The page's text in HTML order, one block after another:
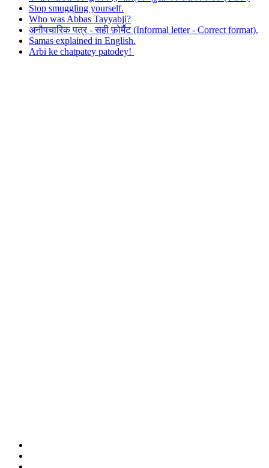
Stop smuggling yourself.
Who was Abbas Tayyabji?
अनौपचारिक पत्र - सही फ़ोर्मैट (Informal letter - Correct format).
Samas explained in English.
Arbi ke chatpatey patodey!